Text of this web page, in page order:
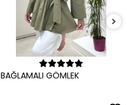
Sepete Ekle
BAĞLAMALI GÖMLEK